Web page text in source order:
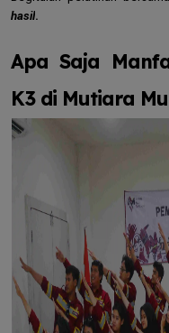
hasil.
Apa Saja
K3 di Mutiara